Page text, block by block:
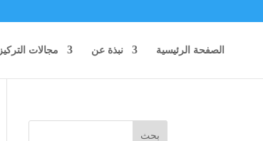
الصفحة الرئيسية نبذة عن مجالات التركيز